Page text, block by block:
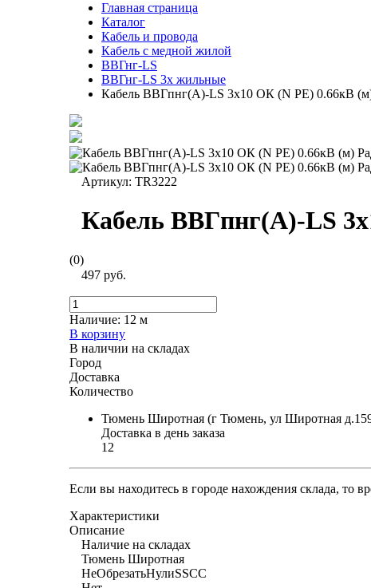
Главная страница
Каталог
Кабель и провода
Кабель с медной жилой
ВВГнг-LS
ВВГнг-LS 3х жильные
Кабель ВВГпнг(А)-LS 3х10 ОК (N PE) 0.66кВ
Артикул: TR3222
Кабель ВВГпнг(А)-LS
(0)
497 руб.
Наличие: 12 м
В корзину
В наличии на складах
Город
Доставка
Количество
Тюмень Широтная (г Тюмень, ул Широтная
Доставка в день заказа
12
Если вы находитесь в городе нахождения склада, то
Характеристики
Описание
Наличие на складах
Тюмень Широтная
НеОбрезатьНулиSSCC